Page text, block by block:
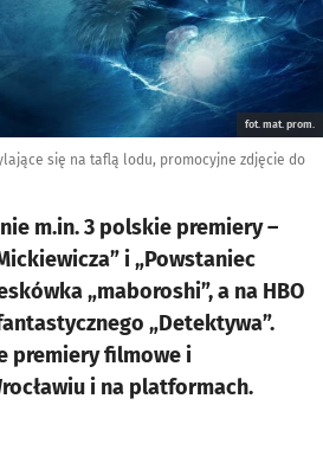
fot. mat. prom.
się na taflą lodu, promocyjne zdjęcie do
m.in. 3 polskie premiery –
i „Powstaniec
„maboroshi”, a na HBO
„Detektywa”.
premiery filmowe i
i na platformach.